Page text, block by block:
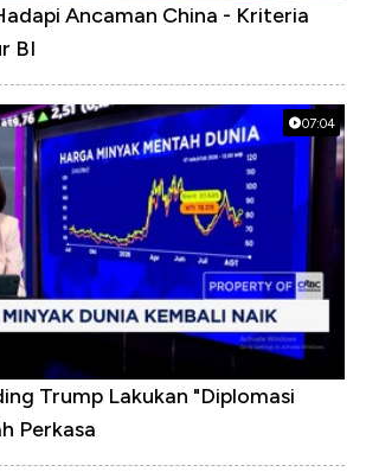
Ancaman China - Kriteria
BI
07:04
Trump Lakukan "Diplomasi
Perkasa